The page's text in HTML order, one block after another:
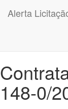
Alerta
148-0/